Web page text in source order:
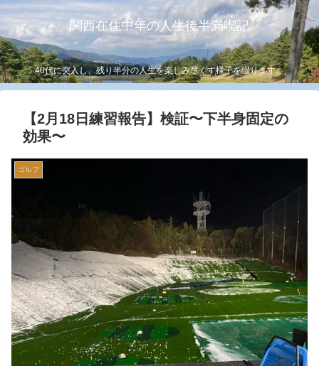
関西在住中年の人生後半満喫記
40代に突入し、残り半分の人生を楽しみ尽くす様子を綴ります。
【2月18日練習報告】検証〜下半身固定の
効果〜
ゴルフ